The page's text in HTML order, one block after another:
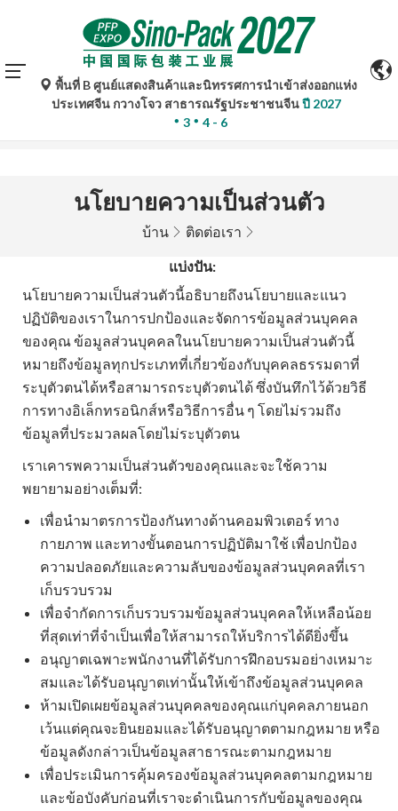
การแปลอัตโนมัติโดย Google Translate มีไว้เพื่อเป็นข้อมูล
อ้างอิงเท่านั้นและอาจไม่ถูกต้อง โปรดอ้างอิงจากฉบับภาษา
ต้นฉบับหากมีข้อสงสัยใด ๆ
พื้นที่ B ศูนย์แสดงสินค้าและนิทรรศการนำเข้าส่งออกแห่ง
ประเทศจีน กวางโจว สาธารณรัฐประชาชนจีนปี 2027
3
4 - 6
นโยบายความเป็นส่วนตัว
บ้าน ติดต่อเรา
แบ่งปัน:
นโยบายความเป็นส่วนตัวนี้อธิบายถึงนโยบายและแนว
ปฏิบัติของเราในการปกป้องและจัดการข้อมูลส่วนบุคคล
ของคุณ ข้อมูลส่วนบุคคลในนโยบายความเป็นส่วนตัวนี้
หมายถึงข้อมูลทุกประเภทที่เกี่ยวข้องกับบุคคลธรรมดาที่
ระบุตัวตนได้หรือสามารถระบุตัวตนได้ ซึ่งบันทึกไว้ด้วยวิธี
การทางอิเล็กทรอนิกส์หรือวิธีการอื่น ๆ โดยไม่รวมถึง
ข้อมูลที่ประมวลผลโดยไม่ระบุตัวตน
เราเคารพความเป็นส่วนตัวของคุณและจะใช้ความ
พยายามอย่างเต็มที่:
เพื่อนำมาตรการป้องกันทางด้านคอมพิวเตอร์ ทาง
กายภาพ และทางขั้นตอนการปฏิบัติมาใช้ เพื่อปกป้อง
ความปลอดภัยและความลับของข้อมูลส่วนบุคคลที่เรา
เก็บรวบรวม
เพื่อจำกัดการเก็บรวบรวมข้อมูลส่วนบุคคลให้เหลือน้อย
ที่สุดเท่าที่จำเป็นเพื่อให้สามารถให้บริการได้ดียิ่งขึ้น
อนุญาตเฉพาะพนักงานที่ได้รับการฝึกอบรมอย่างเหมาะ
สมและได้รับอนุญาตเท่านั้นให้เข้าถึงข้อมูลส่วนบุคคล
ห้ามเปิดเผยข้อมูลส่วนบุคคลของคุณแก่บุคคลภายนอก
เว้นแต่คุณจะยินยอมและได้รับอนุญาตตามกฎหมาย หรือ
ข้อมูลดังกล่าวเป็นข้อมูลสาธารณะตามกฎหมาย
เพื่อประเมินการคุ้มครองข้อมูลส่วนบุคคลตามกฎหมาย
และข้อบังคับก่อนที่เราจะดำเนินการกับข้อมูลของคุณ